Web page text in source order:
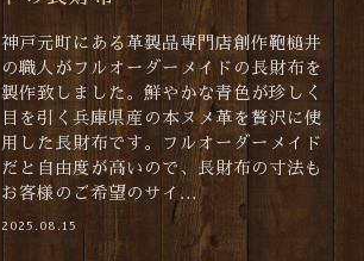
神戸元町にある革製品専門店創作鞄槌井
の職人がフルオーダーメイドの長財布を
製作致しました。鮮やかな青色が珍しく
目を引く兵庫県産の本ヌメ革を贅沢に使
用した長財布です。フルオーダーメイド
だと自由度が高いので、長財布の寸法も
お客様のご希望のサイ...
2025.08.15